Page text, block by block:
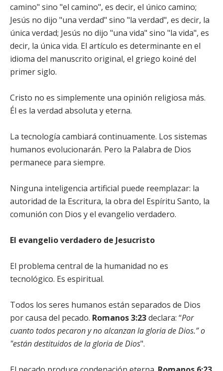
camino" sino "el camino", es decir, el único camino;
Jesús no dijo "una verdad" sino "la verdad", es decir, la
única verdad; Jesús no dijo "una vida" sino "la vida", es
decir, la única vida. El artículo es determinante en el
idioma del manuscrito original, el griego koiné del
primer siglo.
Cristo no es simplemente una opinión religiosa más.
Él es la verdad absoluta y eterna.
La tecnología cambiará continuamente. Los sistemas
humanos evolucionarán. Pero la Palabra de Dios
permanece para siempre.
Ninguna inteligencia artificial puede reemplazar: la
autoridad de la Escritura, la obra del Espíritu Santo, la
comunión con Dios y el evangelio verdadero.
El evangelio verdadero de Jesucristo
El problema central de la humanidad no es
tecnológico. Es espiritual.
Todos los seres humanos están separados de Dios
por causa del pecado. Romanos 3:23declara: “Por
cuanto todos pecaron y no alcanzan la gloria de Dios.” o
"están destituidos de la gloria de Dios".